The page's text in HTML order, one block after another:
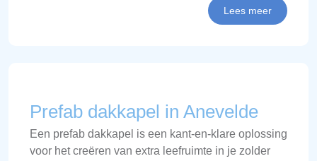
Lees meer
Prefab dakkapel in Anevelde
Een prefab dakkapel is een kant-en-klare oplossing
voor het creëren van extra leefruimte in je zolder